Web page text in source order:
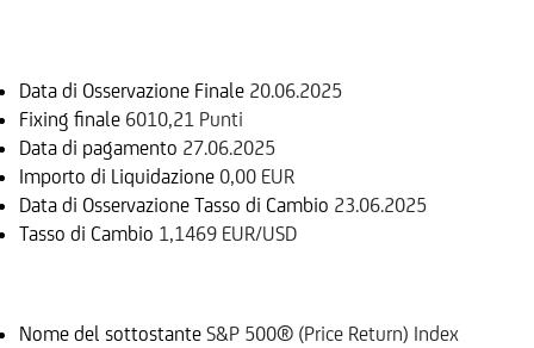
Data di Osservazione Finale 20.06.2025
Fixing finale 6010,21 Punti
Data di pagamento 27.06.2025
Importo di Liquidazione 0,00 EUR
Data di Osservazione Tasso di Cambio 23.06.2025
Tasso di Cambio 1,1469 EUR/USD
Nome del sottostante S&P 500® (Price Return) Index